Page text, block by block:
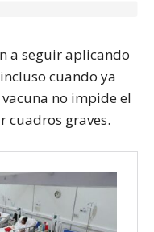
a seguir aplicando
cuando ya
no impide el
cuadros graves.